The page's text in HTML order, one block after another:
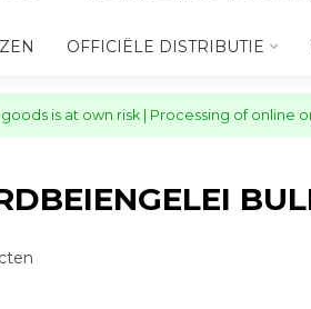
OFFICIËLE DISTRIBUTIE
is at own risk | Processing of online